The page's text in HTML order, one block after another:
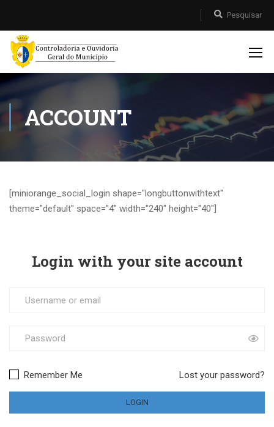
ACCOUNT
[miniorange_social_login shape="longbuttonwithtext"
theme="default" space="4" width="240" height="40"]
Login with your site account
Lost your password?
Remember Me